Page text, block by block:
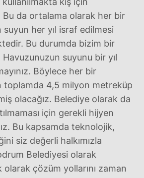
Bu da ortalama olarak her bir
her yıl israf edilmesi
Bu durumda bizim bir
suyunu bir yıl
Böylece her bir
toplamda 4,5 milyon metreküp
olacağız. Belediye olarak da
için gerekli hijyen
Bu kapsamda teknolojik,
siz değerli halkımızla
Belediyesi olarak
çözüm yollarını zaman